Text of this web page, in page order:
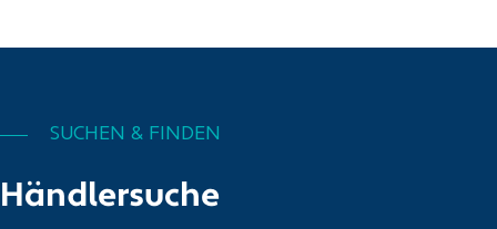
Händlersuche
SUCHEN & FINDEN